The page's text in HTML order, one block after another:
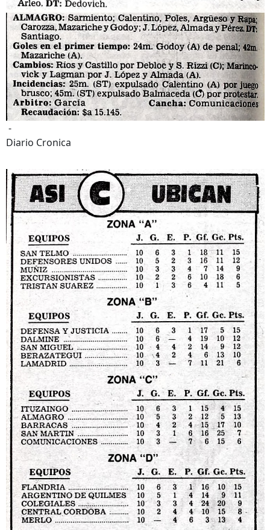
-
Diario Cronica